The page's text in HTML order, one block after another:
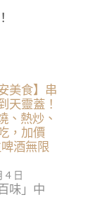
美食】串
天靈蓋！
、熱炒、
，加價
酒無限
4 日
味」中